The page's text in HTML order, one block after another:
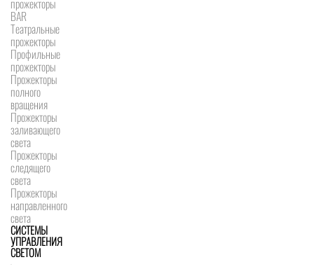
прожекторы
BAR
Театральные
прожекторы
Профильные
прожекторы
Прожекторы
полного
вращения
Прожекторы
заливающего
света
Прожекторы
следящего
света
Прожекторы
направленного
света
СИСТЕМЫ
УПРАВЛЕНИЯ
СВЕТОМ